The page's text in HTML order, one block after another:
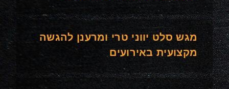
מגש סלט יווני טרי ומרענן להגשה
מקצועית באירועים